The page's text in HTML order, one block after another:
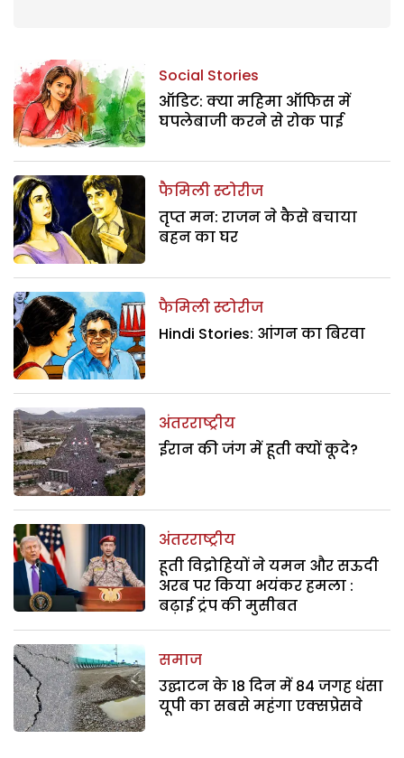
Social Stories
ऑडिट: क्या महिमा ऑफिस में
घपलेबाजी करने से रोक पाई
फैमिली स्टोरीज
तृप्त मन: राजन ने कैसे बचाया
बहन का घर
फैमिली स्टोरीज
Hindi Stories: आंगन का बिरवा
अंतरराष्ट्रीय
ईरान की जंग में हूती क्यों कूदे?
अंतरराष्ट्रीय
हूती विद्रोहियों ने यमन और सऊदी
अरब पर किया भयंकर हमला :
बढ़ाई ट्रंप की मुसीबत
समाज
उद्घाटन के 18 दिन में 84 जगह धंसा
यूपी का सबसे महंगा एक्सप्रेसवे